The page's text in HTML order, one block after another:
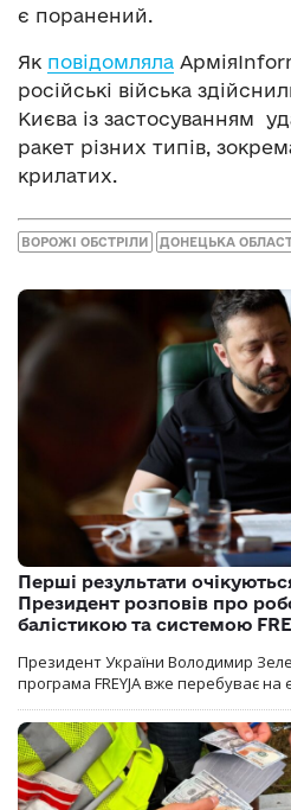
є поранений.
Як повідомляла
російські війська
Києва із застосуванням
ракет різних типів,
крилатих.
ВОРОЖІ ОБСТРІЛИ ДОНЕЦЬКА
Перші результати
Президент розповів про
балістикою та системою
Президент України Володимир
програма FREYJA вже перебуває на